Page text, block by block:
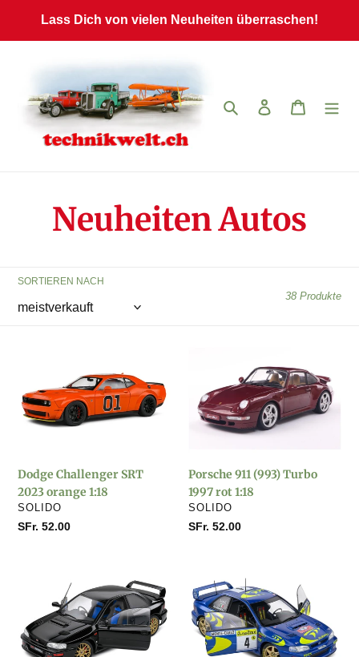
Inhalt
Lass Dich von vielen Neuheiten überraschen!
Suchen Einloggen
K
t
g
o
i
e
Neuheiten Autos
SORTIEREN NACH
38 Produkte
SRT
2023
orange
Dodge Challenger SRT
2023 orange 1:18
VERKÄUFER
SOLIDO
Normaler
SFr. 52.00
(993)
Turbo
1997
Porsche 911 (993) Turbo
1997 rot 1:18
VERKÄUFER
SOLIDO
Normaler
SFr. 52.00
1998
schwarz
Subaru
Impreza
22B
blau
Rallye